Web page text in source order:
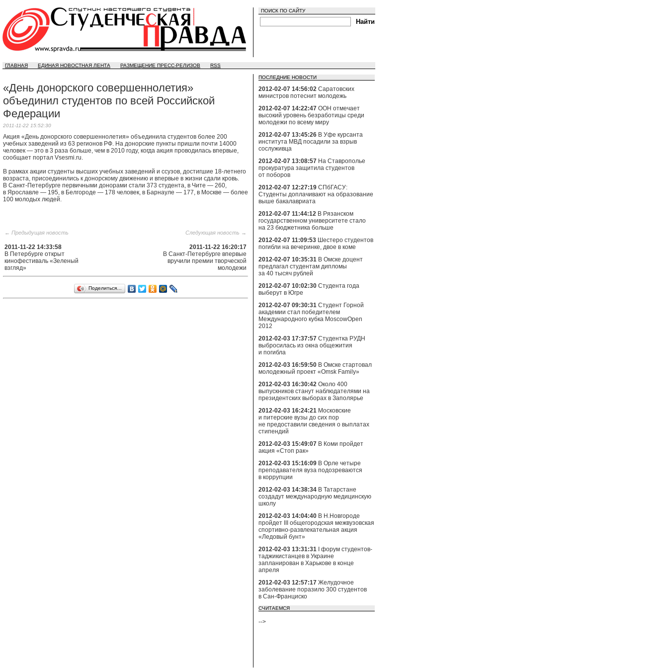
ПОИСК ПО САЙТУ
ГЛАВНАЯ ЕДИНАЯ НОВОСТНАЯ ЛЕНТА РАЗМЕЩЕНИЕ ПРЕСС-РЕЛИЗОВ RSS
«День донорского совершеннолетия»
объединил студентов по всей Российской
Федерации
2011-11-22 15:52:30
Акция «День донорского совершеннолетия» объединила студентов более 200
учебных заведений из 63 регионов РФ. На донорские пункты пришли почти 14000
человек — это в 3 раза больше, чем в 2010 году, когда акция проводилась впервые,
сообщает портал Vsesmi.ru.
В рамках акции студенты высших учебных заведений и ссузов, достигшие 18-летнего
возраста, присоединились к донорскому движению и впервые в жизни сдали кровь.
В Санкт-Петербурге первичными донорами стали 373 студента, в Чите — 260,
в Ярославле — 195, в Белгороде — 178 человек, в Барнауле — 177, в Москве — более
100 молодых людей.
← Предыдущая новость
2011-11-22 14:33:58
В Петербурге открыт
кинофестиваль «Зеленый
взгляд»
Следующая новость →
2011-11-22 16:20:17
В Санкт-Петербурге впервые
вручили премии творческой
молодежи
Поделиться…
ПОСЛЕДНИЕ НОВОСТИ
2012-02-07 14:56:02 Саратовских
министров потеснит молодежь
2012-02-07 14:22:47 ООН отмечает
высокий уровень безработицы среди
молодежи по всему миру
2012-02-07 13:45:26 В Уфе курсанта
института МВД посадили за взрыв
сослуживца
2012-02-07 13:08:57 На Ставрополье
прокуратура защитила студентов
от поборов
2012-02-07 12:27:19 СПбГАСУ:
Студенты доплачивают на образование
выше бакалавриата
2012-02-07 11:44:12 В Рязанском
государственном университете стало
на 23 бюджетника больше
2012-02-07 11:09:53 Шестеро студентов
погибли на вечеринке, двое в коме
2012-02-07 10:35:31 В Омске доцент
предлагал студентам дипломы
за 40 тысяч рублей
2012-02-07 10:02:30 Студента года
выберут в Югре
2012-02-07 09:30:31 Студент Горной
академии стал победителем
Международного кубка MoscowOpen
2012
2012-02-03 17:37:57 Студентка РУДН
выбросилась из окна общежития
и погибла
2012-02-03 16:59:50 В Омске стартовал
молодежный проект «Omsk Family»
2012-02-03 16:30:42 Около 400
выпускников станут наблюдателями на
президентских выборах в Заполярье
2012-02-03 16:24:21 Московские
и питерские вузы до сих пор
не предоставили сведения о выплатах
стипендий
2012-02-03 15:49:07 В Коми пройдет
акция «Стоп рак»
2012-02-03 15:16:09 В Орле четыре
преподавателя вуза подозреваются
в коррупции
2012-02-03 14:38:34 В Татарстане
создадут международную медицинскую
школу
2012-02-03 14:04:40 В Н.Новгороде
пройдет III общегородская межвузовская
спортивно-развлекательная акция
«Ледовый бунт»
2012-02-03 13:31:31
I форум студентов-
таджикистанцев в Украине
запланирован в Харькове в конце
апреля
2012-02-03 12:57:17 Желудочное
заболевание поразило 300 студентов
в Сан-Франциско
СЧИТАЕМСЯ
-->